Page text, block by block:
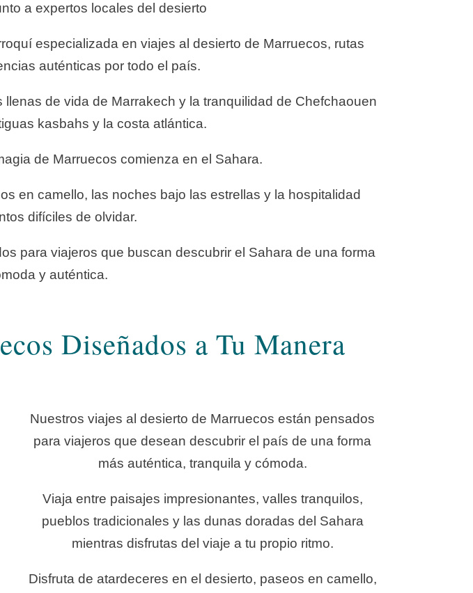
a expertos locales del desierto
especializada en viajes al desierto de Marruecos, rutas
auténticas por todo el país.
de vida de Marrakech y la tranquilidad de Chefchaouen
kasbahs y la costa atlántica.
de Marruecos comienza en el Sahara.
en camello, las noches bajo las estrellas y la hospitalidad
difíciles de olvidar.
para viajeros que buscan descubrir el Sahara de una forma
y auténtica.
Diseñados a Tu Manera
Nuestros viajes al desierto de Marruecos están pensados
para viajeros que desean descubrir el país de una forma
más auténtica, tranquila y cómoda.
Viaja entre paisajes impresionantes, valles tranquilos,
pueblos tradicionales y las dunas doradas del Sahara
mientras disfrutas del viaje a tu propio ritmo.
Disfruta de atardeceres en el desierto, paseos en camello,